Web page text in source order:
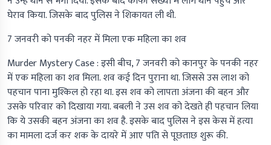
घेराव किया. जिसके बाद पुलिस ने शिकायत ली थी.
7 जनवरी को पनकी नहर में मिला एक महिला का शव
Murder Mystery Case :इसी बीच, 7 जनवरी को कानपुर के पनकी नहर
में एक महिला का शव मिला. शव कई दिन पुराना था. जिससे उस लाश को
पहचान पाना मुश्किल हो रहा था. इस शव को लापता अंजना की बहन और
उसके परिवार को दिखाया गया. बबली ने उस शव को देखते ही पहचान लिया
कि ये उसकी बहन अंजना का शव है. इसके बाद पुलिस ने इस केस में हत्या
का मामला दर्ज कर शक के दायरे में आए पति से पूछताछ शुरू की.